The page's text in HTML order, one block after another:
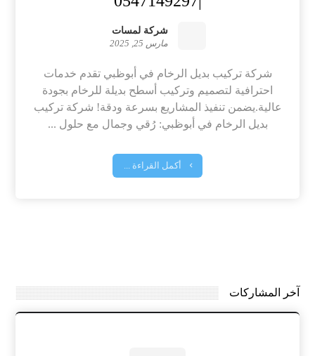
شركة لمسات
مارس 25, 2025
شركة تركيب بديل الرخام في أبوظبي تقدم خدمات
احترافية لتصميم وتركيب أسطح بديلة للرخام بجودة
عالية.يضمن تنفيذ المشاريع بسرعة ودقة! شركة تركيب
بديل الرخام في أبوظبي: رُقي وجمال مع حلول ...
أكمل القراءة ...
آخر المشاركات